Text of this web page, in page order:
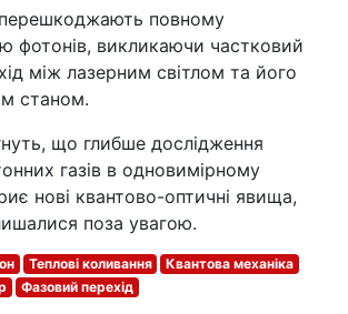
повному
фотонів, викликаючи частковий
між лазерним світлом та його
станом.
що глибше дослідження
газів в одновимірному
нові квантово-оптичні явища,
поза увагою.
Теплові коливання
Квантова механіка
Фазовий перехід